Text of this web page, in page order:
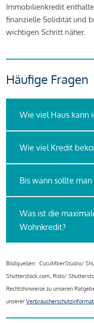
Immobilienkredit
finanzielle Solidität und
wichtigen Schritt näher.
Häufige Fragen
Wie viel Haus kann
Wie viel Kredit
Bis wann sollte
Was ist die
Wohnkredit?
Bildquellen: CucuMberStudio/
Shutterstock.com, Rido/
Rechtshinweise zu unseren
unserer